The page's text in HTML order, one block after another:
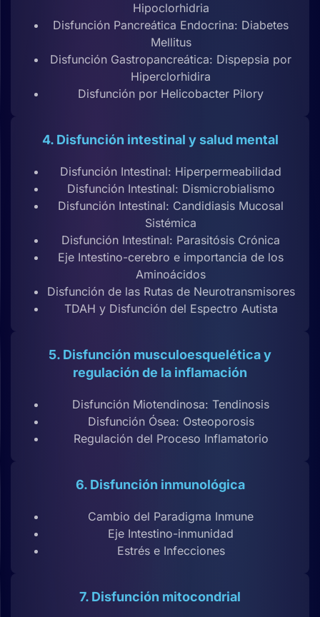
Hipoclorhidria
Disfunción Pancreática Endocrina: Diabetes
Mellitus
Disfunción Gastropancreática: Dispepsia por
Hiperclorhidira
Disfunción por Helicobacter Pilory
4. Disfunción intestinal y salud mental
Disfunción Intestinal: Hiperpermeabilidad
Disfunción Intestinal: Dismicrobialismo
Disfunción Intestinal: Candidiasis Mucosal
Sistémica
Disfunción Intestinal: Parasitósis Crónica
Eje Intestino-cerebro e importancia de los
Aminoácidos
Disfunción de las Rutas de Neurotransmisores
TDAH y Disfunción del Espectro Autista
5. Disfunción musculoesquelética y
regulación de la inflamación
Disfunción Miotendinosa: Tendinosis
Disfunción Ósea: Osteoporosis
Regulación del Proceso Inflamatorio
6. Disfunción inmunológica
Cambio del Paradigma Inmune
Eje Intestino-inmunidad
Estrés e Infecciones
7. Disfunción mitocondrial